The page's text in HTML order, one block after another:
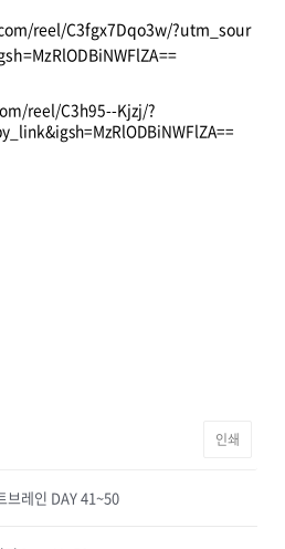
reel/C3fgx7Dqo3w/?utm_sour
reel/C3h95--Kjzj/?
인쇄
브레인 DAY 41~50